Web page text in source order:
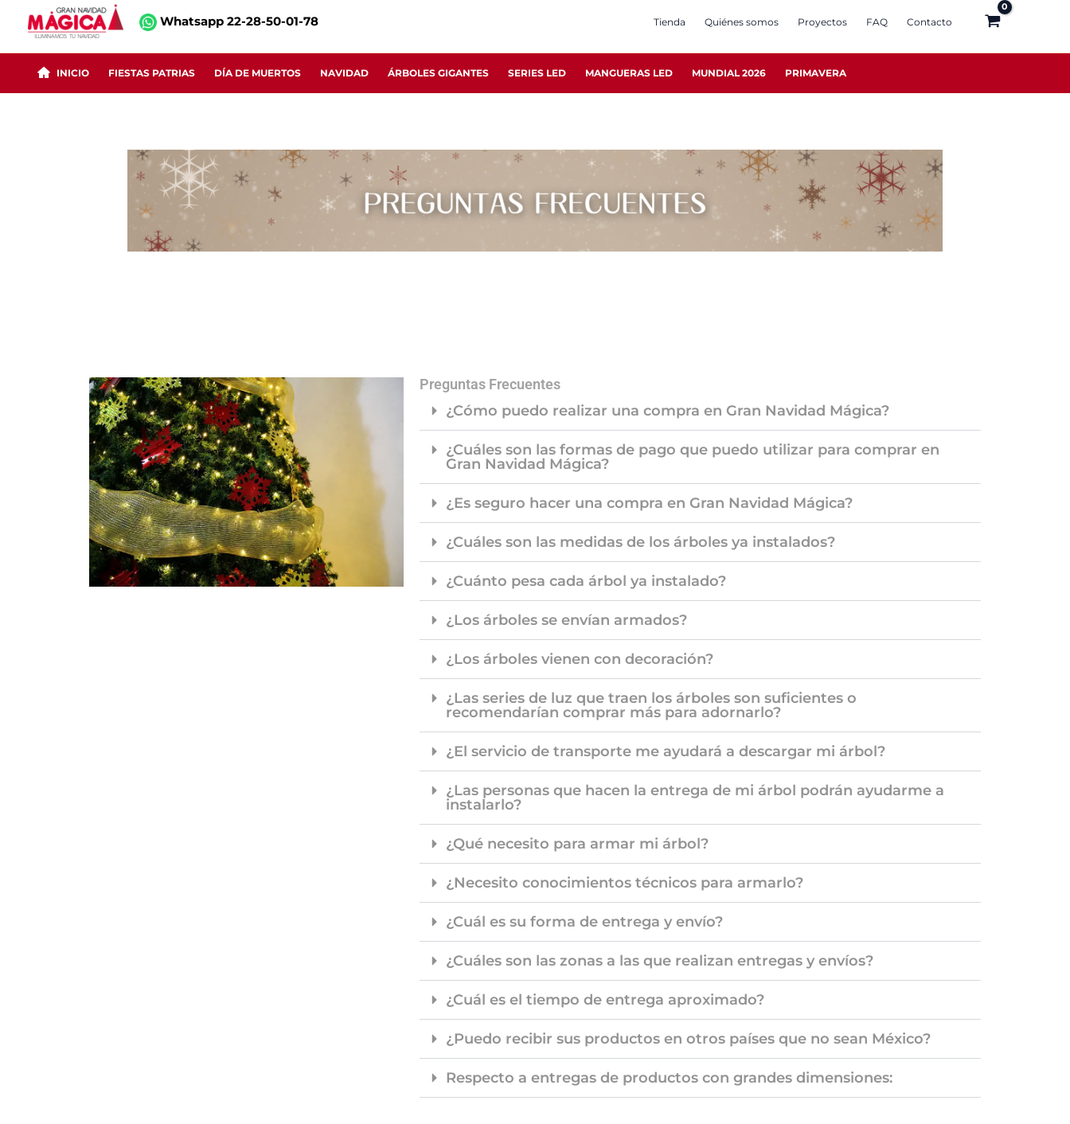
contenido
Whatsapp 22-28-50-01-78 Tienda Quiénes somos Proyectos FAQ Contacto
INICIO FIESTAS PATRIAS DÍA DE MUERTOS NAVIDAD ÁRBOLES GIGANTES SERIES LED MANGUERAS LED MUNDIAL 2026 PRIMAVERA
Preguntas Frecuentes
¿Cómo puedo realizar una compra en Gran Navidad Mágica?
¿Cuáles son las formas de pago que puedo utilizar para comprar en
Gran Navidad Mágica?
¿Es seguro hacer una compra en Gran Navidad Mágica?
¿Cuáles son las medidas de los árboles ya instalados?
¿Cuánto pesa cada árbol ya instalado?
¿Los árboles se envían armados?
¿Los árboles vienen con decoración?
¿Las series de luz que traen los árboles son suficientes o
recomendarían comprar más para adornarlo?
¿El servicio de transporte me ayudará a descargar mi árbol?
¿Las personas que hacen la entrega de mi árbol podrán ayudarme a
instalarlo?
¿Qué necesito para armar mi árbol?
¿Necesito conocimientos técnicos para armarlo?
¿Cuál es su forma de entrega y envío?
¿Cuáles son las zonas a las que realizan entregas y envíos?
¿Cuál es el tiempo de entrega aproximado?
¿Puedo recibir sus productos en otros países que no sean México?
Respecto a entregas de productos con grandes dimensiones: